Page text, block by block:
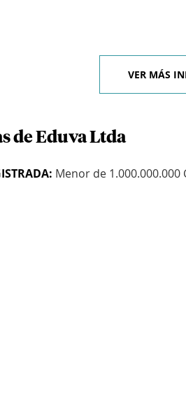
VER MÁS
de Eduva Ltda
Menor de 1.000.000.000